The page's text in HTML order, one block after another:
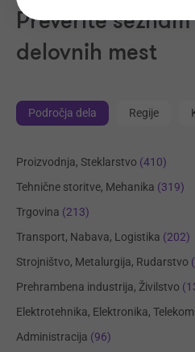
Preverite
delovnih mest
Področja dela Regije
Proizvodnja, Steklarstvo (410)
Tehnične storitve, Mehanika (319)
Trgovina (213)
Transport, Nabava, Logistika (202)
Strojništvo, Metalurgija, Rudarstvo
Prehrambena industrija, Živilstvo
Elektrotehnika, Elektronika,
Administracija (96)